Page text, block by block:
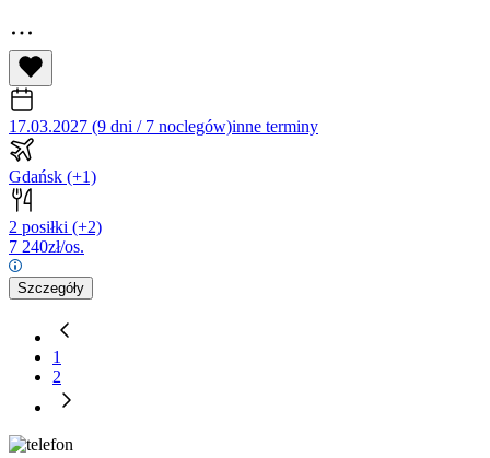
17.03.2027 (9 dni / 7 noclegów)inne terminy
Gdańsk (+1)
2 posiłki (+2)
7 240zł/os.
Szczegóły
1
2